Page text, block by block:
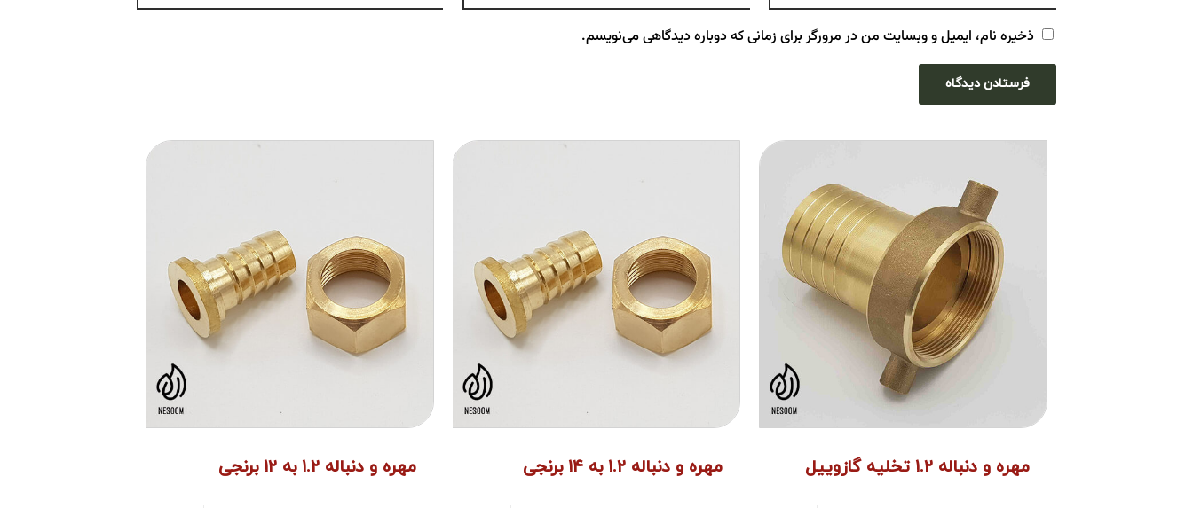
ذخیره نام، ایمیل و وبسایت من در مرورگر برای زمانی که دوباره دیدگاهی می‌نویسم.
مهره و دنباله ۱.۲ تخلیه گازوییل مهره و دنباله ۱.۲ به ۱۴ برنجی مهره و دنباله ۱.۲ به ۱۲ برنجی